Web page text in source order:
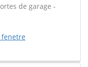
de garage -